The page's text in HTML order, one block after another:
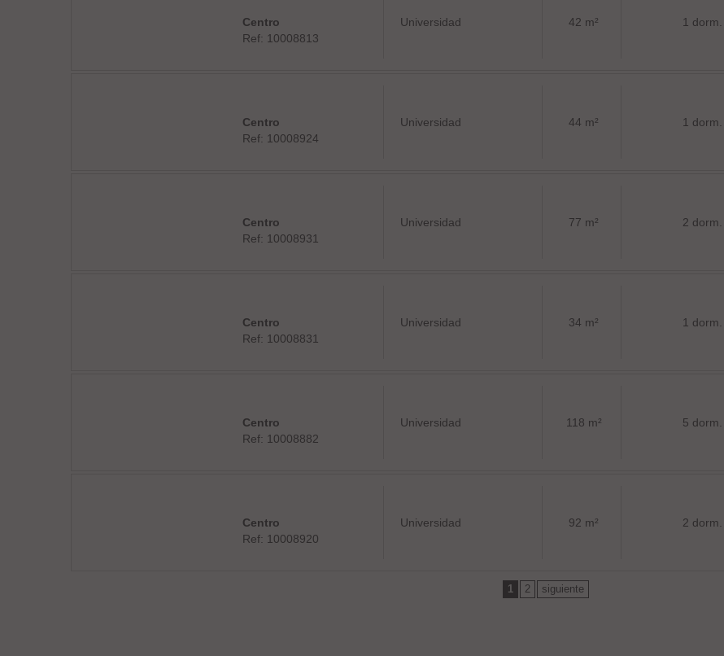
Centro
Ref: 10008813
Universidad 42 m² 1 dorm.
Centro
Ref: 10008924
Universidad 44 m² 1 dorm.
Centro
Ref: 10008931
Universidad 77 m² 2 dorm.
Centro
Ref: 10008831
Universidad 34 m² 1 dorm.
Centro
Ref: 10008882
Universidad 118 m² 5 dorm.
Centro
Ref: 10008920
Universidad 92 m² 2 dorm.
1 2 siguiente